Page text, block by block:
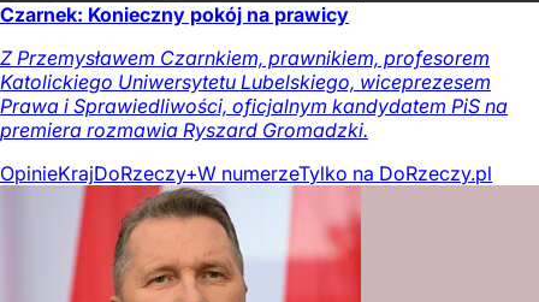
Czarnek: Konieczny pokój na prawicy
Z Przemysławem Czarnkiem, prawnikiem, profesorem
Katolickiego Uniwersytetu Lubelskiego, wiceprezesem
Prawa i Sprawiedliwości, oficjalnym kandydatem PiS na
premiera rozmawia Ryszard Gromadzki.
OpinieKrajDoRzeczy+W numerzeTylko na DoRzeczy.pl